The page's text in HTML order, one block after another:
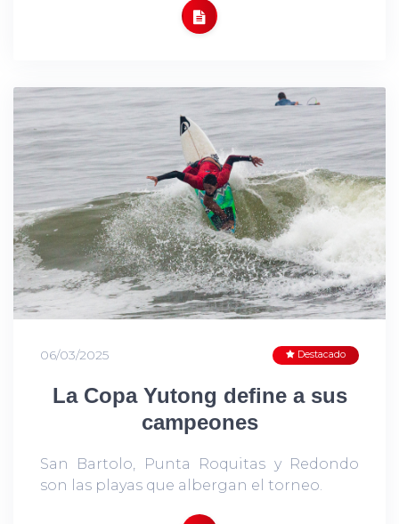
06/03/2025 Destacado
La Copa Yutong define a sus
campeones
San Bartolo, Punta Roquitas y Redondo
son las playas que albergan el torneo.